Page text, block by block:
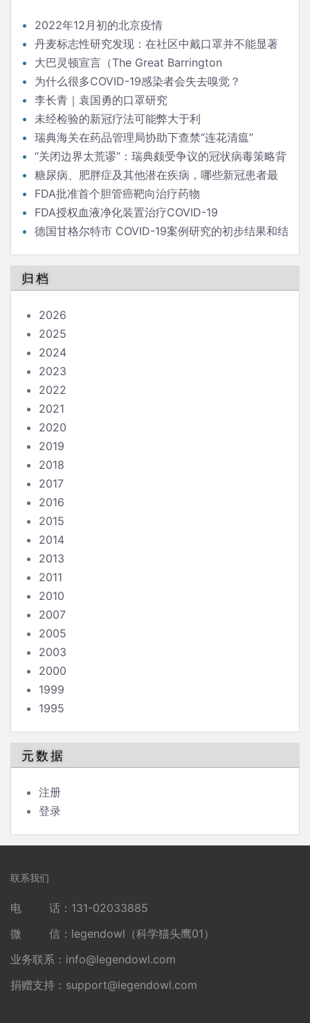
2022年12月初的北京疫情
丹麦标志性研究发现：在社区中戴口罩并不能显著
降低（新冠）感染率
大巴灵顿宣言（The Great Barrington
Declaration）
为什么很多COVID-19感染者会失去嗅觉？
李长青｜袁国勇的口罩研究
未经检验的新冠疗法可能弊大于利
瑞典海关在药品管理局协助下查禁“连花清瘟”
“关闭边界太荒谬”：瑞典颇受争议的冠状病毒策略背
后的流行病学家
糖尿病、肥胖症及其他潜在疾病，哪些新冠患者最
危险？
FDA批准首个胆管癌靶向治疗药物
FDA授权血液净化装置治疗COVID-19
德国甘格尔特市 COVID-19案例研究的初步结果和结
归档
2026
2025
2024
2023
2022
2021
2020
2019
2018
2017
2016
2015
2014
2013
2011
2010
2007
2005
2003
2000
1999
1995
元数据
注册
登录
联系我们
电 话：131-02033885
微 信：legendowl（科学猫头鹰01）
业务联系： info@legendowl.com
捐赠支持： support@legendowl.com